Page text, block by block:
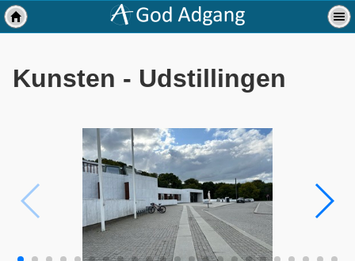
Kunsten - Udstillingen